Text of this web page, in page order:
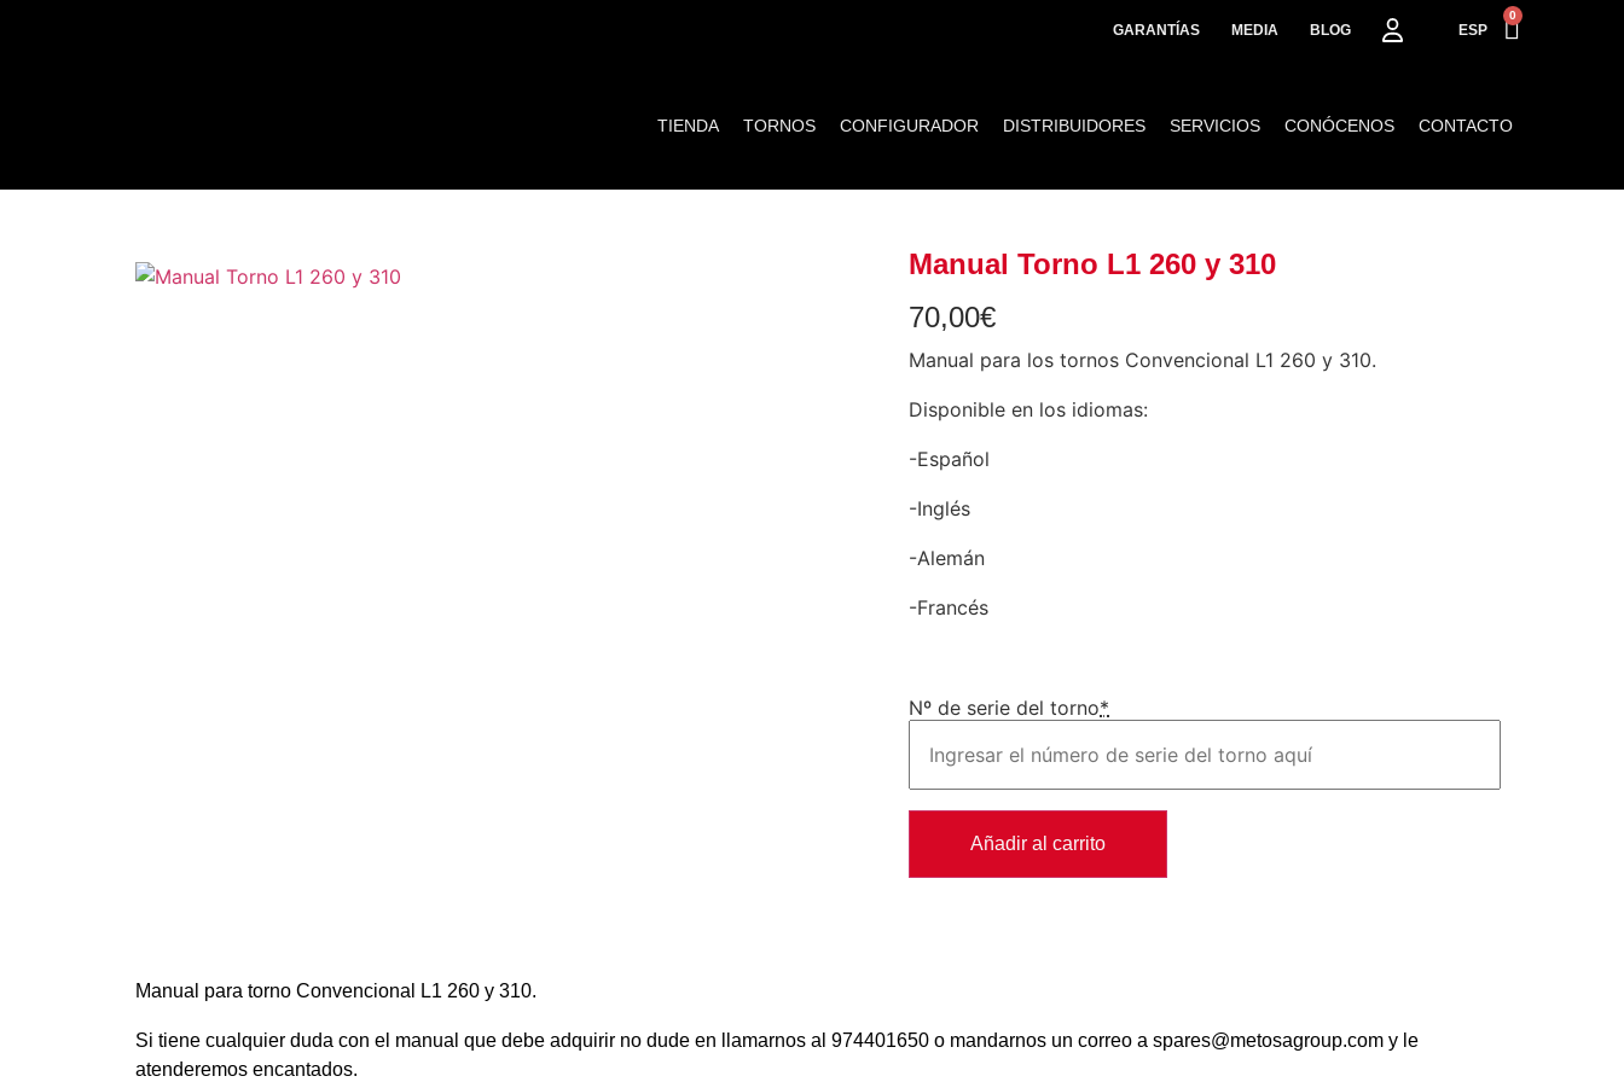
GARANTÍAS MEDIA BLOG ESP
0
TIENDA TORNOS CONFIGURADOR DISTRIBUIDORES SERVICIOS CONÓCENOS CONTACTO
Manual Torno L1 260 y 310
70,00€
Manual para los tornos Convencional L1 260 y 310.
Disponible en los idiomas:
-Español
-Inglés
-Alemán
-Francés
Nº de serie del torno*
Añadir al carrito
Manual para torno Convencional L1 260 y 310.
Si tiene cualquier duda con el manual que debe adquirir no dude en llamarnos al 974401650 o mandarnos un correo a spares@metosagroup.com y le
atenderemos encantados.